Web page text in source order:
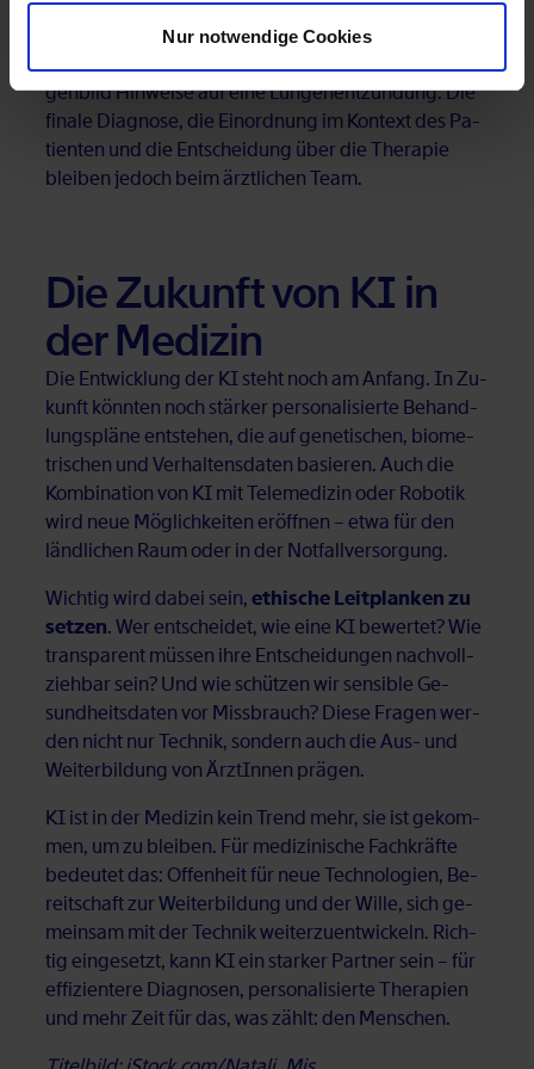
Nur notwendige Cookies
Ein Bei­spiel: Ein Al­go­rith­mus er­kennt in ei­nem Rönt­
gen­bild Hin­wei­se auf eine Lun­gen­ent­zün­dung. Die
fi­na­le Dia­gno­se, die Ein­ord­nung im Kon­text des Pa­
ti­en­ten und die Ent­schei­dung über die The­ra­pie
blei­ben je­doch beim ärzt­li­chen Team.
Die Zu­kunft von KI in
der Me­di­zin
Die Ent­wick­lung der KI steht noch am An­fang. In Zu­
kunft könn­ten noch stär­ker per­so­na­li­sier­te Be­hand­
lungs­plä­ne ent­ste­hen, die auf ge­ne­ti­schen, bio­me­
tri­schen und Ver­hal­tens­da­ten ba­sie­ren. Auch die
Kom­bi­na­ti­on von KI mit Te­le­me­di­zin oder Ro­bo­tik
wird neue Mög­lich­kei­ten er­öff­nen – etwa für den
länd­li­chen Raum oder in der Not­fall­ver­sor­gung.
Wich­tig wird da­bei sein,ethische Leitplanken zu
setzen. Wer ent­schei­det, wie eine KI be­wer­tet? Wie
trans­pa­rent müs­sen ihre Ent­schei­dun­gen nach­voll­
zieh­bar sein? Und wie schüt­zen wir sen­si­ble Ge­
sund­heits­da­ten vor Miss­brauch? Die­se Fra­gen wer­
den nicht nur Tech­nik, son­dern auch die Aus- und
Wei­ter­bil­dung von Ärz­tIn­nen prä­gen.
KI ist in der Me­di­zin kein Trend mehr, sie ist ge­kom­
men, um zu blei­ben. Für me­di­zi­ni­sche Fach­kräf­te
be­deu­tet das: Of­fen­heit für neue Tech­no­lo­gi­en, Be­
reit­schaft zur Wei­ter­bil­dung und der Wil­le, sich ge­
mein­sam mit der Tech­nik wei­ter­zu­ent­wi­ckeln. Rich­
tig ein­ge­setzt, kann KI ein star­ker Part­ner sein – für
ef­fi­zi­en­te­re Dia­gno­sen, per­so­na­li­sier­te The­ra­pi­en
und mehr Zeit für das, was zählt: den Men­schen.